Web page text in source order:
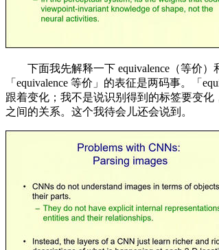
下面我先解释一下 equivalence（等价）
「equivalence 等价」的表征是两码事。「
跟着变化；我不是说识别得到的标签要变
之间的关系。这个我待会儿还会说到。